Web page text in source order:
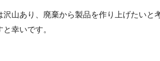
山あり、廃棄から製品を作り上げたいと
幸いです。